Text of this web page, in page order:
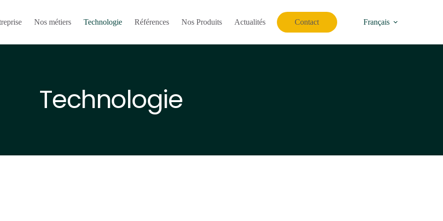
Nos métiers Technologie Références Nos Produits Actualités Contact Français
Technologie